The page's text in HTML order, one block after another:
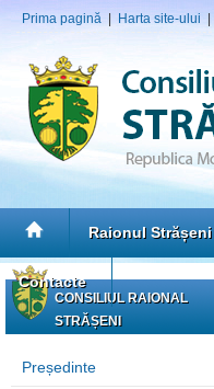
Prima pagină Harta site-ului
Raionul Strășeni
Contacte
CONSILIUL RAIONAL
STRĂȘENI
Președinte